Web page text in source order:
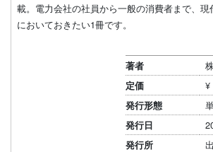
載。電力会社の社員から一般の消費者まで、
においておきたい1冊です。
著者
定価 ¥
発行形態
発行日
発行所